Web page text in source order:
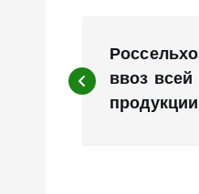
а
ввоз всей